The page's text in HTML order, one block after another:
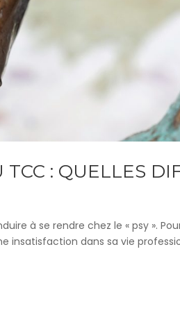
TCC : QUELLES
à se rendre chez le « psy ».
insatisfaction dans sa vie